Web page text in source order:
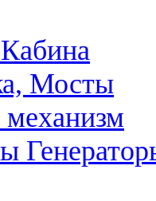
Мосты
механизм